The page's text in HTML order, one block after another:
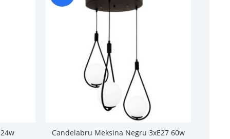
Candelabru Meksina Negru 3xE27 60w